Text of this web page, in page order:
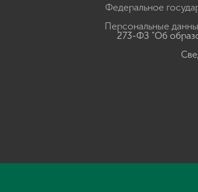
Федеральное
Персональные
273-ФЗ "Об